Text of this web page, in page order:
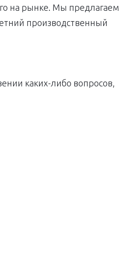
на рынке. Мы предлагаем
производственный
каких-либо вопросов,